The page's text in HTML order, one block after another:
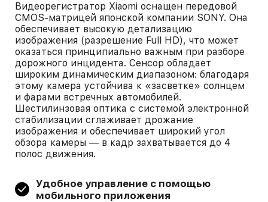
Видеорегистратор Xiaomi оснащен передовой
CMOS-матрицей японской компании SONY. Она
обеспечивает высокую детализацию
изображения (разрешение Full HD), что может
оказаться принципиально важным при разборе
дорожного инцидента. Сенсор обладает
широким динамическим диапазоном: благодаря
этому камера устойчива к «засветке» солнцем
и фарами встречных автомобилей.
Шестилинзовая оптика с системой электронной
стабилизации сглаживает дрожание
изображения и обеспечивает широкий угол
обзора камеры — в кадр захватывается до 4
полос движения.
Удобное управление с помощью
мобильного приложения